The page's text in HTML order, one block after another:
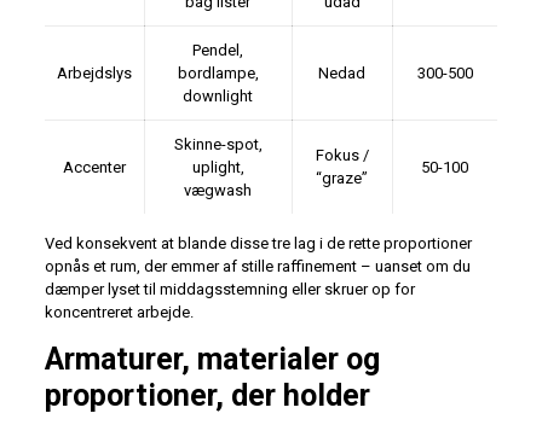
Arbejdslys
Pendel,
bordlampe,
downlight
Nedad 300-500
Accenter
Skinne-spot,
uplight,
vægwash
Fokus /
“graze”
50-100
Ved konsekvent at blande disse tre lag i de rette proportioner
opnås et rum, der emmer af stille raffinement – uanset om du
dæmper lyset til middagsstemning eller skruer op for
koncentreret arbejde.
Armaturer, materialer og
proportioner, der holder